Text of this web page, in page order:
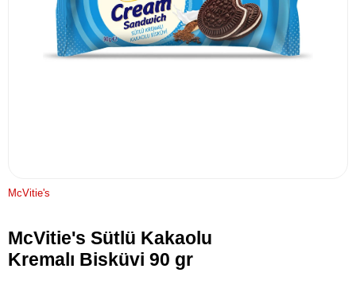
McVitie's
McVitie's Sütlü Kakaolu
Kremalı Bisküvi 90 gr